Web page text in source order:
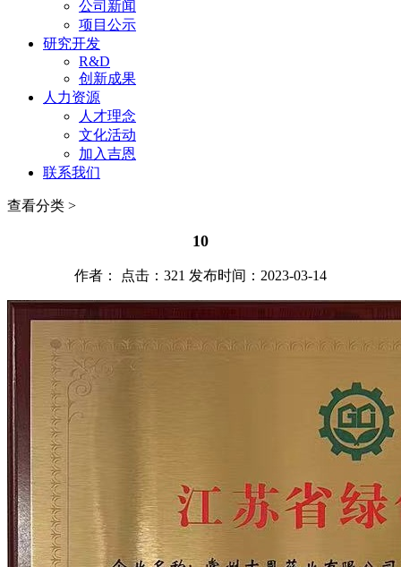
公司新闻
项目公示
研究开发
R&D
创新成果
人力资源
人才理念
文化活动
加入吉恩
联系我们
查看分类 >
10
作者： 点击：321 发布时间：2023-03-14